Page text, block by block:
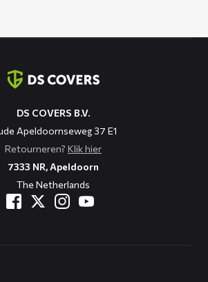
DS COVERS B.V.
Apeldoornseweg 37 E1
Retourneren? Klik hier
7333 NR, Apeldoorn
The Netherlands